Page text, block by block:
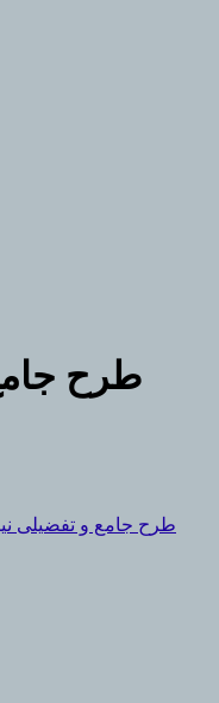
طرح
طرح جامع و تفضیلی